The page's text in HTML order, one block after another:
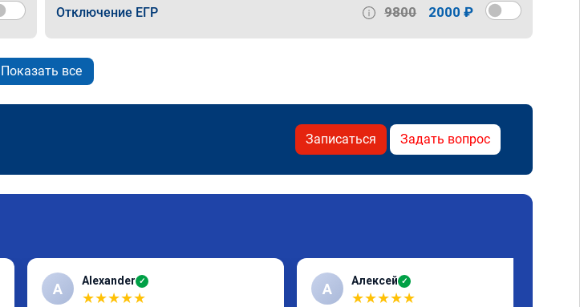
Отключение ЕГР 9800 2000 ₽
Показать все
Записаться Задать вопрос
A Alexander ✓
★★★★★
А Алексей ✓
★★★★★